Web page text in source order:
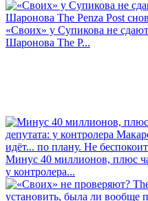
«Своих» у Супикова не
Шаронова The P...
Минус 40 миллионов, плюс
у контролера...